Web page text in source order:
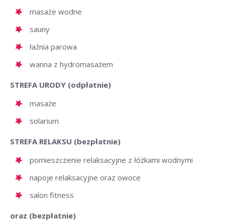
masaże wodne
sauny
łaźnia parowa
wanna z hydromasażem
STREFA URODY (odpłatnie)
masaże
solarium
STREFA RELAKSU (bezpłatnie)
pomieszczenie relaksacyjne z łóżkami wodnymi
napoje relaksacyjne oraz owoce
salon fitness
oraz (bezpłatnie)